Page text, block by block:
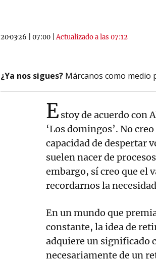
20·03·26 07:00 |Actualizado a las 07:12
¿Ya nos sigues? Márcanos como medio
Estoy de acuerdo con
‘Los domingos’. No
capacidad de despertar
suelen nacer de
embargo, sí creo que el
recordarnos la
En un mundo que
constante, la idea de
adquiere un significado
necesariamente de un